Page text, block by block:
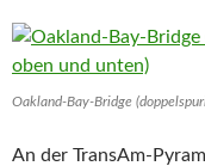
Oakland-Bay-Bridge
An der TransAm-